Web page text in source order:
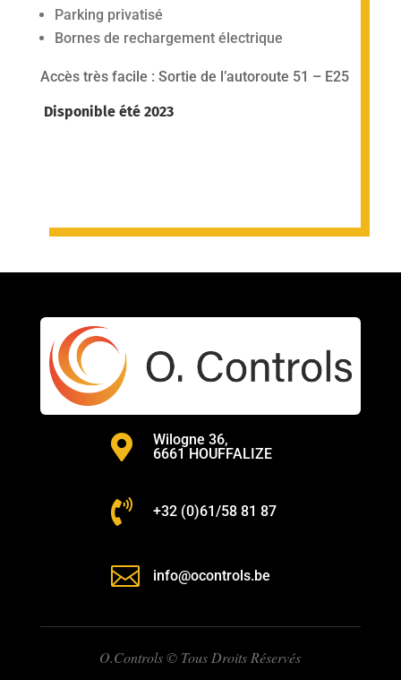
Parking privatisé
Bornes de rechargement électrique
Accès très facile : Sortie de l’autoroute 51 – E25
Disponible été 2023

Wilogne 36,
6661 HOUFFALIZE
 +32 (0)61/58 81 87
 info@ocontrols.be
O.Controls © Tous Droits Réservés